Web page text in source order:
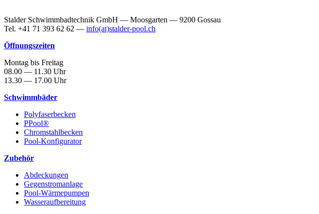
Stalder Schwimmbadtechnik GmbH — Moosgarten — 9200 Gossau
Tel. +41 71 393 62 62 — info(at)stalder-pool.ch
Öffnungszeiten
Montag bis Freitag
08.00 — 11.30 Uhr
13.30 — 17.00 Uhr
Schwimmbäder
Polyfaserbecken
PPool®
Chromstahlbecken
Pool-Konfigurator
Zubehör
Abdeckungen
Gegenstromanlage
Pool-Wärmepumpen
Wasseraufbereitung